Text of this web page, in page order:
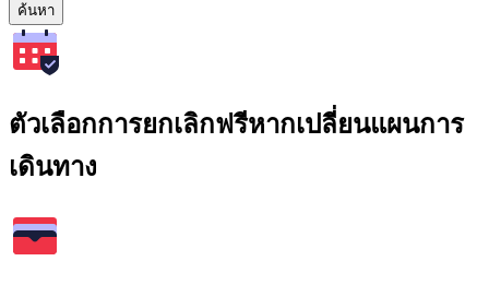
ค้นหา
ตัวเลือกการยกเลิกฟรีหากเปลี่ยนแผนการ
เดินทาง